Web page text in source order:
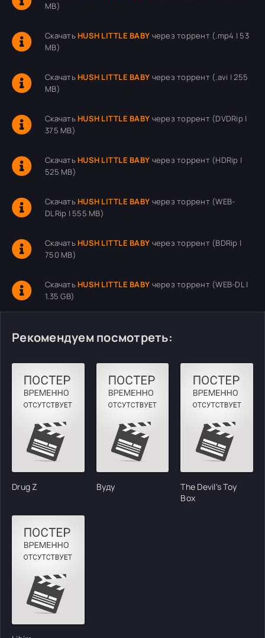
MB)
Скачать HUSH LITTLE BABY через торрент (.mp4 | 53
MB)
Скачать HUSH LITTLE BABY через торрент (.avi | 255
MB)
Скачать HUSH LITTLE BABY через торрент (DVDRip |
375 MB)
Скачать HUSH LITTLE BABY через торрент (HDRip |
525 MB)
Скачать HUSH LITTLE BABY через торрент (WEB-
DLRip | 555 MB)
Скачать HUSH LITTLE BABY через торрент (BDRip |
750 MB)
Скачать HUSH LITTLE BABY через торрент (WEB-DL |
1.35 GB)
Рекомендуем посмотреть:
Drug Z Вуду
The Devil's Toy
Box